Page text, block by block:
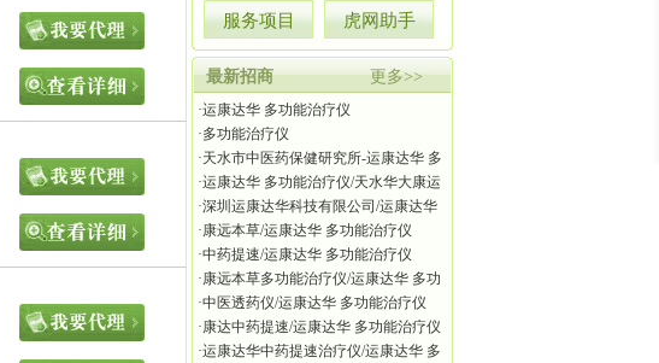
服务项目 虎网助手
最新招商 更多>>
·运康达华 多功能治疗仪
·多功能治疗仪
·天水市中医药保健研究所-运康达华 多
功能治疗仪
·运康达华 多功能治疗仪/天水华大康运
电子仪器有限公司
·深圳运康达华科技有限公司/运康达华
多功能治疗仪
·康远本草/运康达华 多功能治疗仪
·中药提速/运康达华 多功能治疗仪
·康远本草多功能治疗仪/运康达华 多功
能治疗仪
·中医透药仪/运康达华 多功能治疗仪
·康达中药提速/运康达华 多功能治疗仪
·运康达华中药提速治疗仪/运康达华 多